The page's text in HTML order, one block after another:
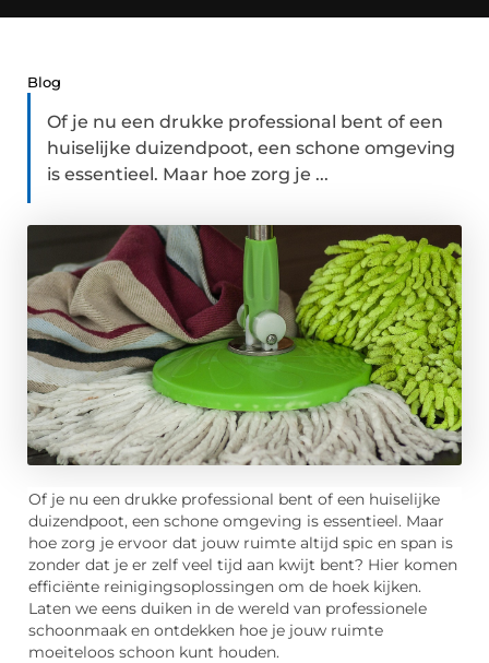
Blog
Of je nu een drukke professional bent of een
huiselijke duizendpoot, een schone omgeving
is essentieel. Maar hoe zorg je ...
Of je nu een drukke professional bent of een huiselijke
duizendpoot, een schone omgeving is essentieel. Maar
hoe zorg je ervoor dat jouw ruimte altijd spic en span is
zonder dat je er zelf veel tijd aan kwijt bent? Hier komen
efficiënte reinigingsoplossingen om de hoek kijken.
Laten we eens duiken in de wereld van professionele
schoonmaak en ontdekken hoe je jouw ruimte
moeiteloos schoon kunt houden.